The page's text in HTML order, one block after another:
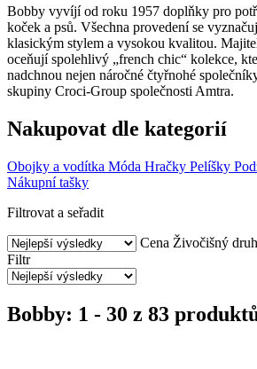
Bobby vyvíjí od roku 1957 doplňky pro
koček a psů. Všechna provedení se
klasickým stylem a vysokou kvalitou.
oceňují spolehlivý „french chic“ kolekce,
nadchnou nejen náročné čtyřnohé
skupiny Croci-Group společnosti Amtra.
Nakupovat dle kategorií
Obojky a vodítka Móda Hračky Pelíšky
Nákupní tašky
Filtrovat a seřadit
Cena Živočišný druh
Filtr
Bobby: 1 - 30 z 83